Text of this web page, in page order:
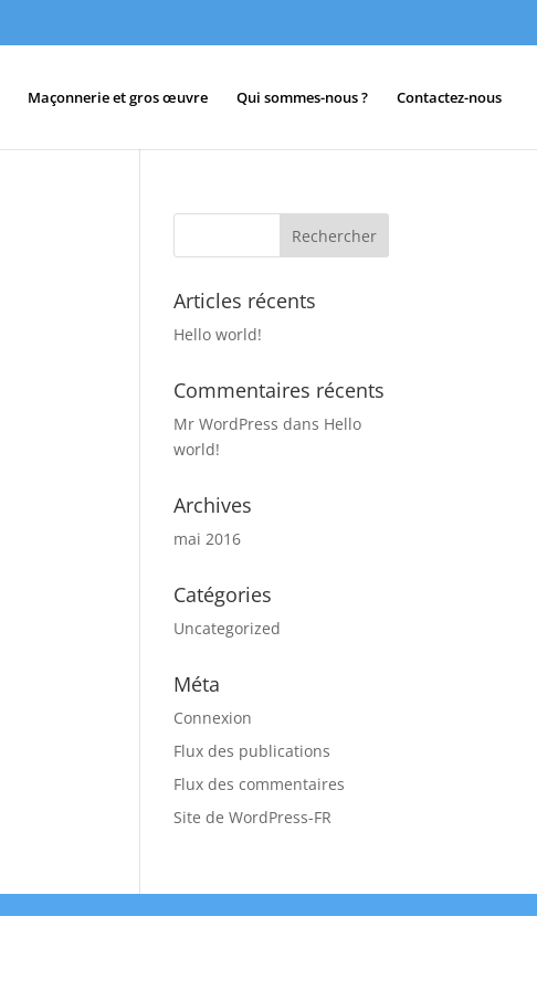
Maçonnerie et gros œuvre Qui sommes-nous ? Contactez-nous
Articles récents
Hello world!
Commentaires récents
Mr WordPress dans Hello
world!
Archives
mai 2016
Catégories
Uncategorized
Méta
Connexion
Flux des publications
Flux des commentaires
Site de WordPress-FR